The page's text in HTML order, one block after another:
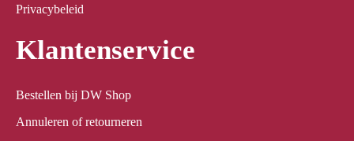
Privacybeleid
Klantenservice
Bestellen bij DW Shop
Annuleren of retourneren